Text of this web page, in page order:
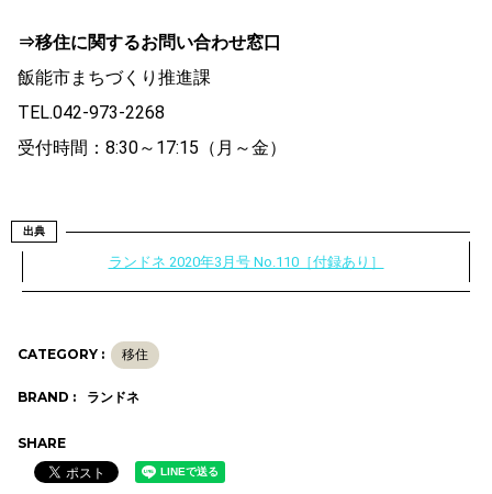
⇒移住に関するお問い合わせ窓口
飯能市まちづくり推進課
TEL.042-973-2268
受付時間：8:30～17:15（月～金）
出典
ランドネ 2020年3月号 No.110［付録あり］
CATEGORY : 移住
BRAND : ランドネ
SHARE